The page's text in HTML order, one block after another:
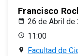
Francisco
26 de Abril de
11:00
Facultad de